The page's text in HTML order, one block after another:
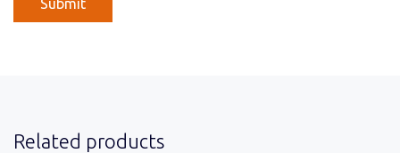
Related products